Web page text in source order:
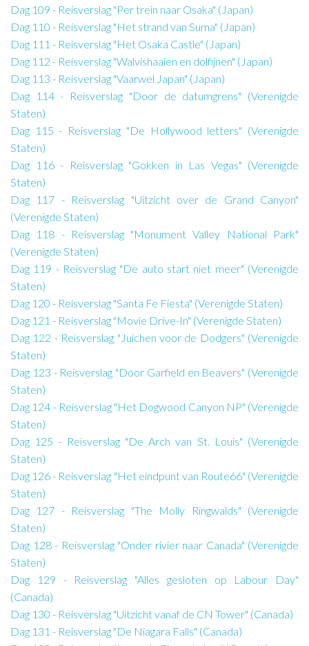
Dag 109 - Reisverslag "Per trein naar Osaka" (Japan)
Dag 110 - Reisverslag "Het strand van Suma" (Japan)
Dag 111 - Reisverslag "Het Osaka Castle" (Japan)
Dag 112 - Reisverslag "Walvishaaien en dolfijnen" (Japan)
Dag 113 - Reisverslag "Vaarwel Japan" (Japan)
Dag 114 - Reisverslag "Door de datumgrens" (Verenigde
Staten)
Dag 115 - Reisverslag "De Hollywood letters" (Verenigde
Staten)
Dag 116 - Reisverslag "Gokken in Las Vegas" (Verenigde
Staten)
Dag 117 - Reisverslag "Uitzicht over de Grand Canyon"
(Verenigde Staten)
Dag 118 - Reisverslag "Monument Valley National Park"
(Verenigde Staten)
Dag 119 - Reisverslag "De auto start niet meer" (Verenigde
Staten)
Dag 120 - Reisverslag "Santa Fe Fiesta" (Verenigde Staten)
Dag 121 - Reisverslag "Movie Drive-In" (Verenigde Staten)
Dag 122 - Reisverslag "Juichen voor de Dodgers" (Verenigde
Staten)
Dag 123 - Reisverslag "Door Garfield en Beavers" (Verenigde
Staten)
Dag 124 - Reisverslag "Het Dogwood Canyon NP" (Verenigde
Staten)
Dag 125 - Reisverslag "De Arch van St. Louis" (Verenigde
Staten)
Dag 126 - Reisverslag "Het eindpunt van Route66" (Verenigde
Staten)
Dag 127 - Reisverslag "The Molly Ringwalds" (Verenigde
Staten)
Dag 128 - Reisverslag "Onder rivier naar Canada" (Verenigde
Staten)
Dag 129 - Reisverslag "Alles gesloten op Labour Day"
(Canada)
Dag 130 - Reisverslag "Uitzicht vanaf de CN Tower" (Canada)
Dag 131 - Reisverslag "De Niagara Falls" (Canada)